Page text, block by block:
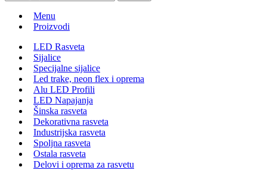
Menu
Proizvodi
LED Rasveta
Sijalice
Specijalne sijalice
Led trake, neon flex i oprema
Alu LED Profili
LED Napajanja
Šinska rasveta
Dekorativna rasveta
Industrijska rasveta
Spoljna rasveta
Ostala rasveta
Delovi i oprema za rasvetu